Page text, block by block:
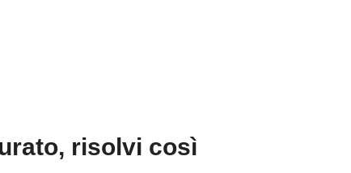
risolvi così